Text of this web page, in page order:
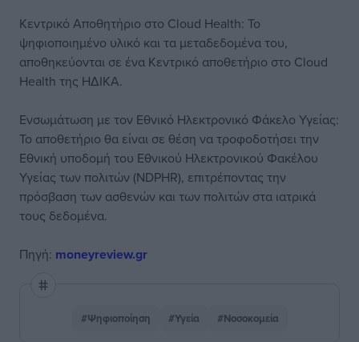
Κεντρικό Αποθητήριο στο Cloud Health: Το
ψηφιοποιημένο υλικό και τα μεταδεδομένα του,
αποθηκεύονται σε ένα Κεντρικό αποθετήριο στο Cloud
Health της ΗΔΙΚΑ.
Ενσωμάτωση με τον Εθνικό Ηλεκτρονικό Φάκελο Υγείας:
Το αποθετήριο θα είναι σε θέση να τροφοδοτήσει την
Εθνική υποδομή του Εθνικού Ηλεκτρονικού Φακέλου
Υγείας των πολιτών (NDPHR), επιτρέποντας την
πρόσβαση των ασθενών και των πολιτών στα ιατρικά
τους δεδομένα.
Πηγή: moneyreview.gr
#Ψηφιοποίηση #Υγεία #Νοσοκομεία